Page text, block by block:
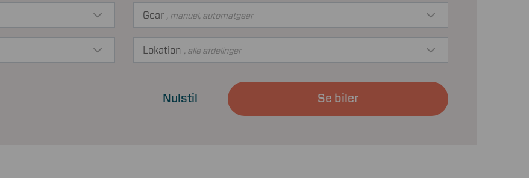
Gear , manuel, automatgear
Lokation , alle afdelinger
Nulstil Se biler